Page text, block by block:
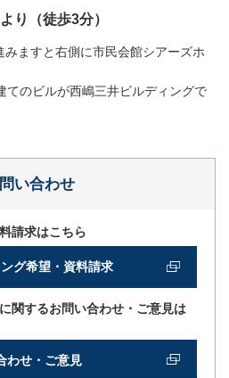
り（徒歩3分）
ますと右側に市民会館シアーズホ
てのビルが西嶋三井ビルディングで
い合わせ
請求はこちら
グ希望・資料請求
関するお問い合わせ・ご意見は
わせ・ご意見